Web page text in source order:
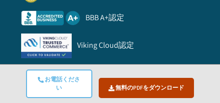
お電話くださ
い
無料のPDFをダウンロード
BBB A+認定
Viking Cloud認定
リンク
よくある質問